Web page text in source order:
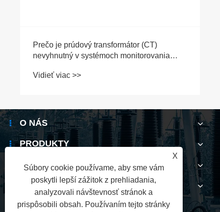
Prečo je prúdový transformátor (CT)
nevyhnutný v systémoch monitorovania
Vidieť viac >>
O NÁS
PRODUKTY
SPRÁVY
KONTAKTUJ NÁS
X
Súbory cookie používame, aby sme vám
poskytli lepší zážitok z prehliadania,
analyzovali návštevnosť stránok a
prispôsobili obsah. Používaním tejto stránky